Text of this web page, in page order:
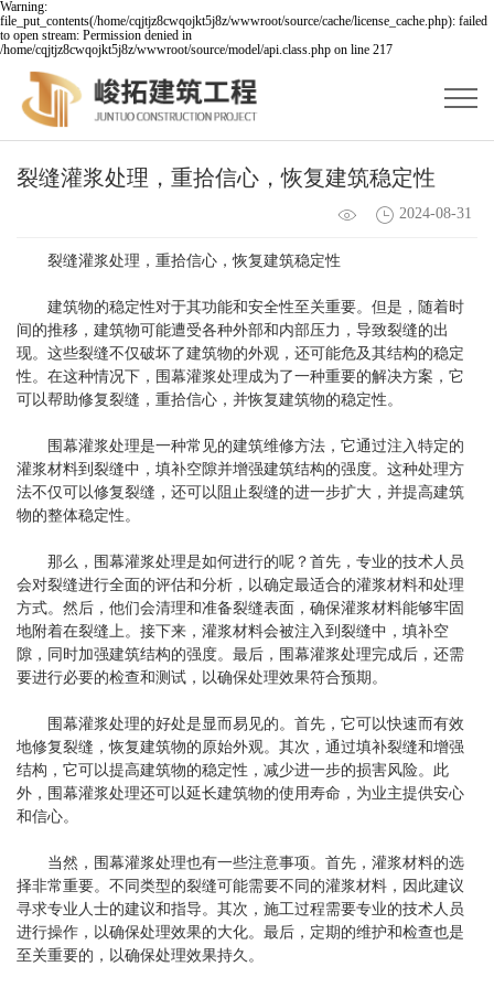
Warning:
file_put_contents(/home/cqjtjz8cwqojkt5j8z/wwwroot/source/cache/license_cache.php): failed
to open stream: Permission denied in
/home/cqjtjz8cwqojkt5j8z/wwwroot/source/model/api.class.php on line 217
裂缝灌浆处理，重拾信心，恢复建筑稳定性
2024-08-31
裂缝灌浆处理，重拾信心，恢复建筑稳定性
建筑物的稳定性对于其功能和安全性至关重要。但是，随着时
间的推移，建筑物可能遭受各种外部和内部压力，导致裂缝的出
现。这些裂缝不仅破坏了建筑物的外观，还可能危及其结构的稳定
性。在这种情况下，围幕灌浆处理成为了一种重要的解决方案，它
可以帮助修复裂缝，重拾信心，并恢复建筑物的稳定性。
围幕灌浆处理是一种常见的建筑维修方法，它通过注入特定的
灌浆材料到裂缝中，填补空隙并增强建筑结构的强度。这种处理方
法不仅可以修复裂缝，还可以阻止裂缝的进一步扩大，并提高建筑
物的整体稳定性。
那么，围幕灌浆处理是如何进行的呢？首先，专业的技术人员
会对裂缝进行全面的评估和分析，以确定最适合的灌浆材料和处理
方式。然后，他们会清理和准备裂缝表面，确保灌浆材料能够牢固
地附着在裂缝上。接下来，灌浆材料会被注入到裂缝中，填补空
隙，同时加强建筑结构的强度。最后，围幕灌浆处理完成后，还需
要进行必要的检查和测试，以确保处理效果符合预期。
围幕灌浆处理的好处是显而易见的。首先，它可以快速而有效
地修复裂缝，恢复建筑物的原始外观。其次，通过填补裂缝和增强
结构，它可以提高建筑物的稳定性，减少进一步的损害风险。此
外，围幕灌浆处理还可以延长建筑物的使用寿命，为业主提供安心
和信心。
当然，围幕灌浆处理也有一些注意事项。首先，灌浆材料的选
择非常重要。不同类型的裂缝可能需要不同的灌浆材料，因此建议
寻求专业人士的建议和指导。其次，施工过程需要专业的技术人员
进行操作，以确保处理效果的大化。最后，定期的维护和检查也是
至关重要的，以确保处理效果持久。